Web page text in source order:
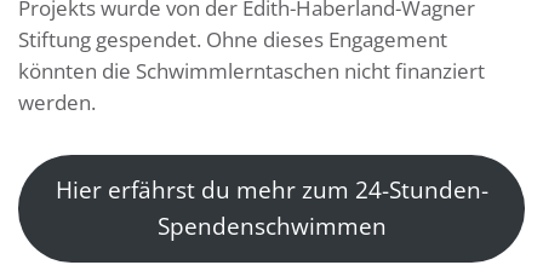
Projekts wurde von der Edith-Haberland-Wagner
Stiftung gespendet. Ohne dieses Engagement
könnten die Schwimmlerntaschen nicht finanziert
werden.
Hier erfährst du mehr zum 24-Stunden-
Spendenschwimmen